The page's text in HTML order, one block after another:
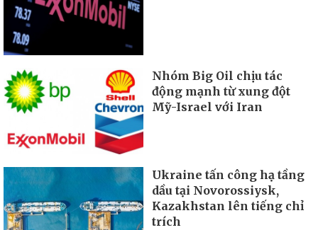
Nhóm Big Oil chịu tác
động mạnh từ xung đột
Mỹ-Israel với Iran
Ukraine tấn công hạ tầng
dầu tại Novorossiysk,
Kazakhstan lên tiếng chỉ
trích